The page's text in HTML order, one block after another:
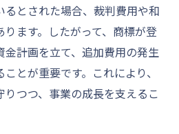
とされた場合、裁判費用や和
ます。したがって、商標が登
計画を立て、追加費用の発生
とが重要です。これにより、
つつ、事業の成長を支えるこ